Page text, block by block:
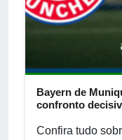
Bayern de
confronto
Confira tudo